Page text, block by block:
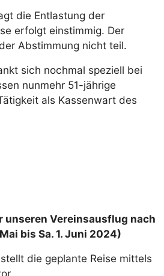
die Entlastung der
erfolgt einstimmig. Der
Abstimmung nicht teil.
sich nochmal speziell bei
nunmehr 51-jährige
als Kassenwart des
unseren Vereinsausflug nach
bis Sa. 1. Juni 2024)
die geplante Reise mittels